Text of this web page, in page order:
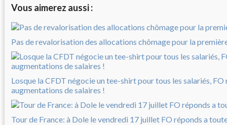
Vous aimerez aussi :
Pas de revalorisation des allocations chômage pour la
Losque la CFDT négocie un tee-shirt pour tous les salariés, FO
augmentations de salaires !
Tour de France: à Dole le vendredi 17 juillet FO réponds a